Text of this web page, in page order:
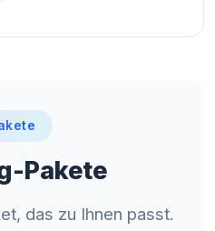
Pakete
das zu Ihnen passt.